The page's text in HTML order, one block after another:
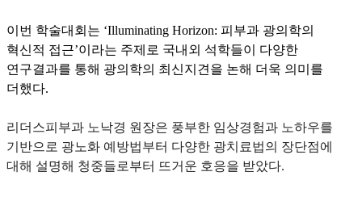
이번 학술대회는 ‘Illuminating Horizon: 피부과 광의학의
혁신적 접근’이라는 주제로 국내외 석학들이 다양한
연구결과를 통해 광의학의 최신지견을 논해 더욱 의미를
더했다.
리더스피부과 노낙경 원장은 풍부한 임상경험과 노하우를
기반으로 광노화 예방법부터 다양한 광치료법의 장단점에
대해 설명해 청중들로부터 뜨거운 호응을 받았다.